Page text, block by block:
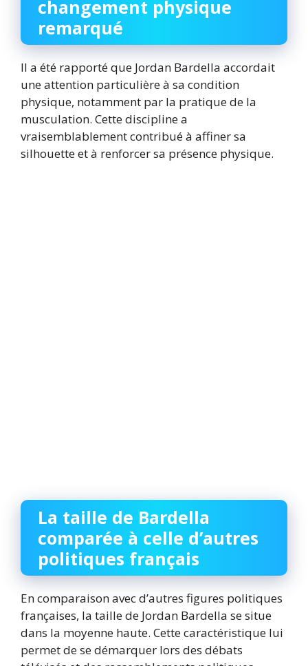
changement physique
remarqué
Il a été rapporté que Jordan Bardella accordait
une attention particulière à sa condition
physique, notamment par la pratique de la
musculation. Cette discipline a
vraisemblablement contribué à affiner sa
silhouette et à renforcer sa présence physique.
La taille de Bardella
comparée à celle d’autres
politiques français
En comparaison avec d’autres figures politiques
françaises, la taille de Jordan Bardella se situe
dans la moyenne haute. Cette caractéristique lui
permet de se démarquer lors des débats